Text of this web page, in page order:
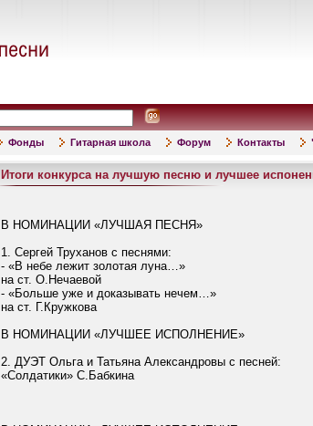
Фонды Гитарная школа Форум Контакты
Итоги конкурса на лучшую песню и лучшее
В НОМИНАЦИИ «ЛУЧШАЯ ПЕСНЯ»
1. Сергей Трухановс песнями:
- «В небе лежит золотая луна…»
на ст. О.Нечаевой
- «Больше уже и доказывать нечем…»
на ст. Г.Кружкова
В НОМИНАЦИИ «ЛУЧШЕЕ ИСПОЛНЕНИЕ»
2. ДУЭТ Ольга и Татьяна Александровы с песней:
«Солдатики» С.Бабкина